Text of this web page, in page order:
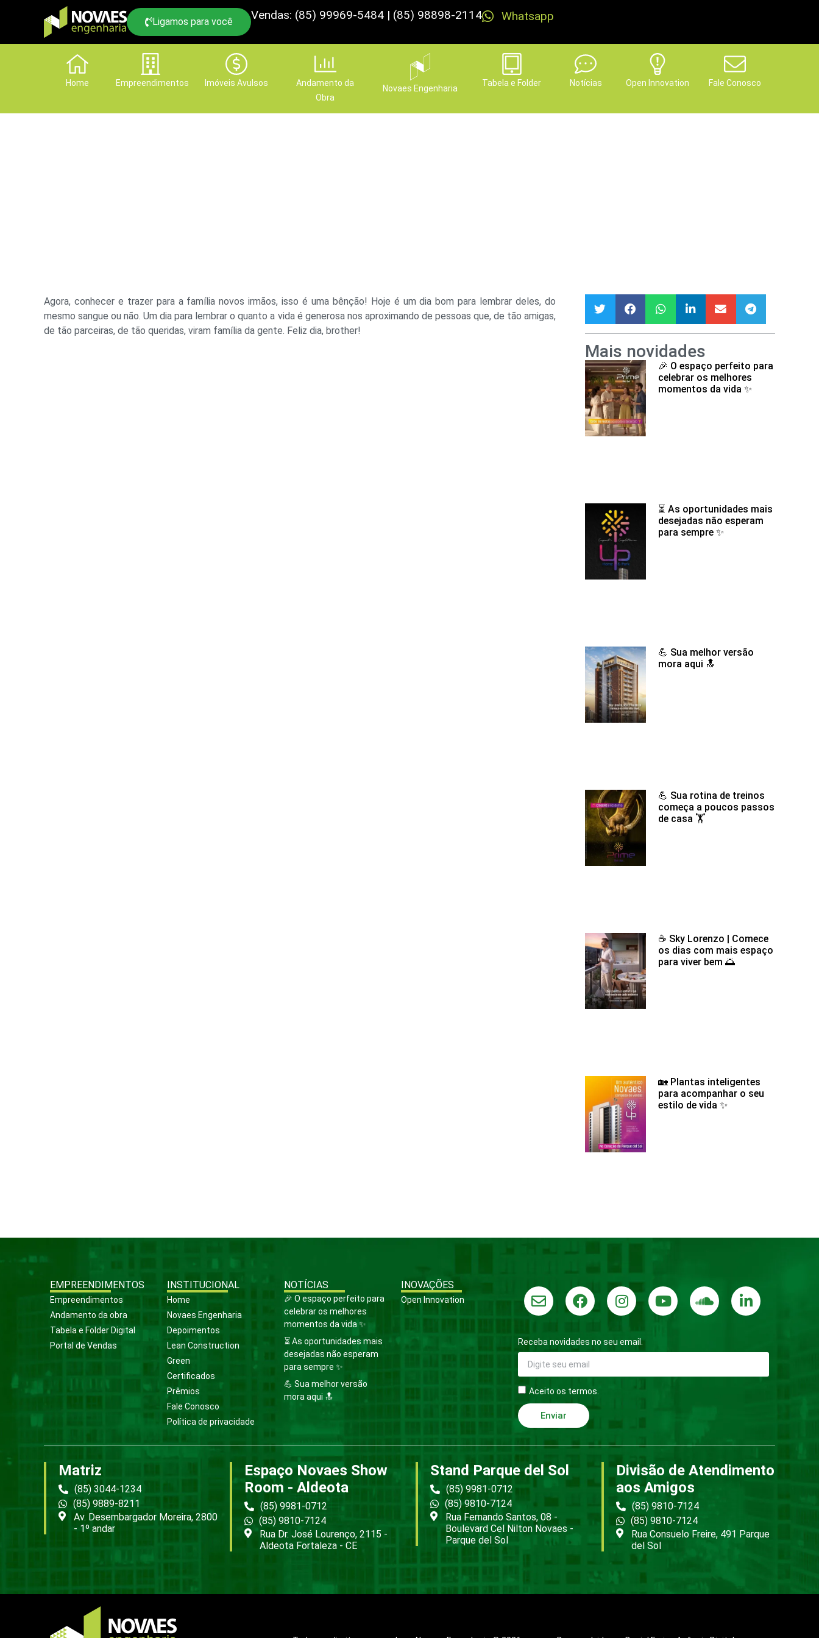
Ligamos para você Vendas: (85) 99969-5484 | (85) 98898-2114 Whatsapp
Home Empreendimentos Imóveis Avulsos
Andamento da
Obra
Novaes Engenharia
Tabela e Folder Notícias Open Innovation Fale Conosco
Agora, conhecer e trazer para a família novos irmãos, isso é uma bênção! Hoje é um dia bom para lembrar deles, do
mesmo sangue ou não. Um dia para lembrar o quanto a vida é generosa nos aproximando de pessoas que, de tão amigas,
de tão parceiras, de tão queridas, viram família da gente. Feliz dia, brother!
Mais novidades
🎉 O espaço perfeito para
celebrar os melhores
momentos da vida ✨
⏳ As oportunidades mais
desejadas não esperam
para sempre ✨
💪 Sua melhor versão
mora aqui 🔝
💪 Sua rotina de treinos
começa a poucos passos
de casa 🏋️
☕ Sky Lorenzo | Comece
os dias com mais espaço
para viver bem 🌅
🏡 Plantas inteligentes
para acompanhar o seu
estilo de vida ✨
EMPREENDIMENTOS
Empreendimentos
Andamento da obra
Tabela e Folder Digital
Portal de Vendas
INSTITUCIONAL
Home
Novaes Engenharia
Depoimentos
Lean Construction
Green
Certificados
Prêmios
Fale Conosco
Política de privacidade
NOTÍCIAS
🎉 O espaço perfeito para
celebrar os melhores
momentos da vida ✨
⏳ As oportunidades mais
desejadas não esperam
para sempre ✨
💪 Sua melhor versão
mora aqui 🔝
INOVAÇÕES
Open Innovation
Receba novidades no seu email.
Aceito os termos.
Enviar
Matriz
(85) 3044-1234
(85) 9889-8211
Av. Desembargador Moreira, 2800
- 1º andar
Espaço Novaes Show
Room - Aldeota
(85) 9981-0712
(85) 9810-7124
Rua Dr. José Lourenço, 2115 -
Aldeota Fortaleza - CE
Stand Parque del Sol
(85) 9981-0712
(85) 9810-7124
Rua Fernando Santos, 08 -
Boulevard Cel Nilton Novaes -
Parque del Sol
Divisão de Atendimento
aos Amigos
(85) 9810-7124
(85) 9810-7124
Rua Consuelo Freire, 491 Parque
del Sol